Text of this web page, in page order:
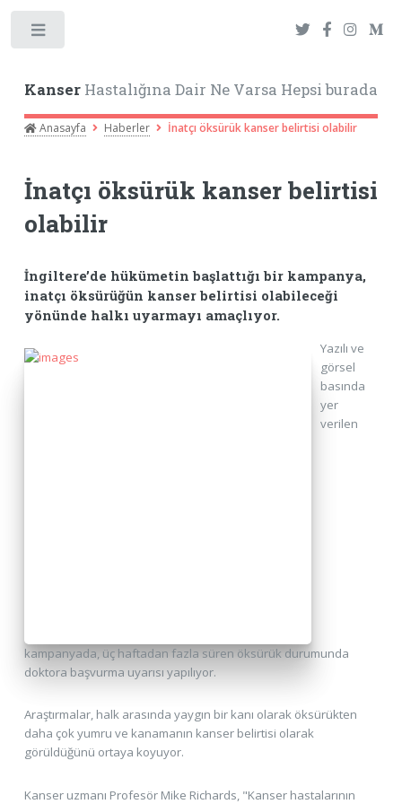
KanserHastalığına Dair Ne Varsa Hepsi burada
Anasayfa Haberler İnatçı öksürük kanser belirtisi olabilir
İnatçı öksürük kanser belirtisi
olabilir
İngiltere’de hükümetin başlattığı bir kampanya,
inatçı öksürüğün kanser belirtisi olabileceği
yönünde halkı uyarmayı amaçlıyor.
Yazılı ve
görsel
basında
yer
verilen
kampanyada, üç haftadan fazla süren öksürük durumunda
doktora başvurma uyarısı yapılıyor.
Araştırmalar, halk arasında yaygın bir kanı olarak öksürükten
daha çok yumru ve kanamanın kanser belirtisi olarak
görüldüğünü ortaya koyuyor.
Kanser uzmanı Profesör Mike Richards, "Kanser hastalarının